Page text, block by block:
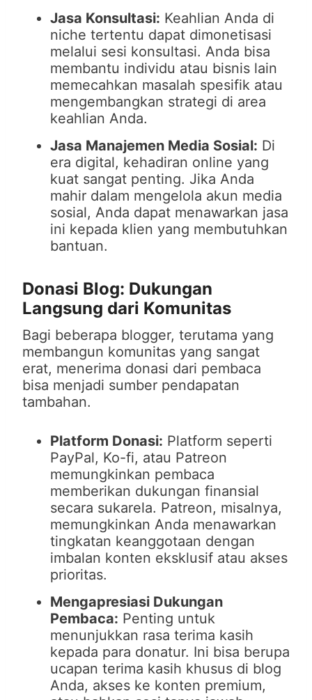
Jasa Konsultasi: Keahlian Anda di
niche tertentu dapat dimonetisasi
melalui sesi konsultasi. Anda bisa
membantu individu atau bisnis lain
memecahkan masalah spesifik atau
mengembangkan strategi di area
keahlian Anda.
Jasa Manajemen Media Sosial: Di
era digital, kehadiran online yang
kuat sangat penting. Jika Anda
mahir dalam mengelola akun media
sosial, Anda dapat menawarkan jasa
ini kepada klien yang membutuhkan
bantuan.
Donasi Blog: Dukungan
Langsung dari Komunitas
Bagi beberapa blogger, terutama yang
membangun komunitas yang sangat
erat, menerima donasi dari pembaca
bisa menjadi sumber pendapatan
tambahan.
Platform Donasi: Platform seperti
PayPal, Ko-fi, atau Patreon
memungkinkan pembaca
memberikan dukungan finansial
secara sukarela. Patreon, misalnya,
memungkinkan Anda menawarkan
tingkatan keanggotaan dengan
imbalan konten eksklusif atau akses
prioritas.
Mengapresiasi Dukungan
Pembaca: Penting untuk
menunjukkan rasa terima kasih
kepada para donatur. Ini bisa berupa
ucapan terima kasih khusus di blog
Anda, akses ke konten premium,